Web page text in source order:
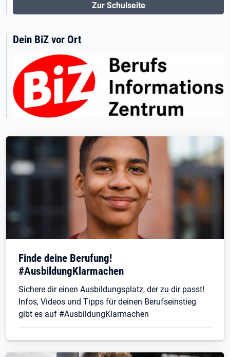
Zur Schulseite
Dein BiZ vor Ort
Finde deine Berufung!
#AusbildungKlarmachen
Sichere dir einen Ausbildungsplatz, der zu dir passt!
Infos, Videos und Tipps für deinen Berufseinstieg
gibt es auf #AusbildungKlarmachen